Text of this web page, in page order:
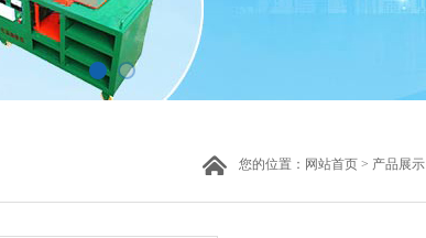
您的位置： 网站首页 > 产品展示